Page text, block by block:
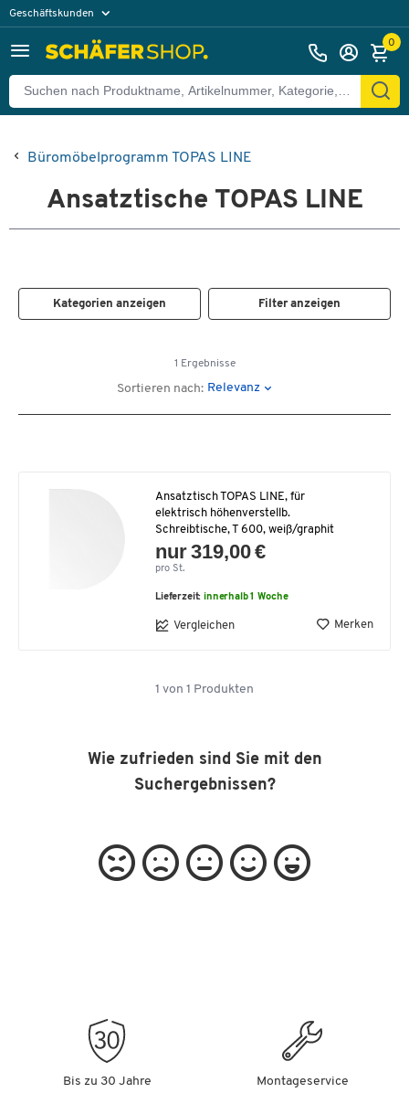
Geschäftskunden
0
Büromöbelprogramm TOPAS LINE
Ansatztische TOPAS LINE
Kategorien anzeigen Filter anzeigen
1 Ergebnisse
Sortieren nach: Relevanz
Ansatztisch TOPAS LINE, für
elektrisch höhenverstellb.
Schreibtische, T 600, weiß/graphit
nur 319,00 €
pro St.
Lieferzeit:innerhalb 1 Woche
Vergleichen Merken
1 von 1 Produkten
Wie zufrieden sind Sie mit den
Suchergebnissen?
Bis zu 30 Jahre
Montageservice